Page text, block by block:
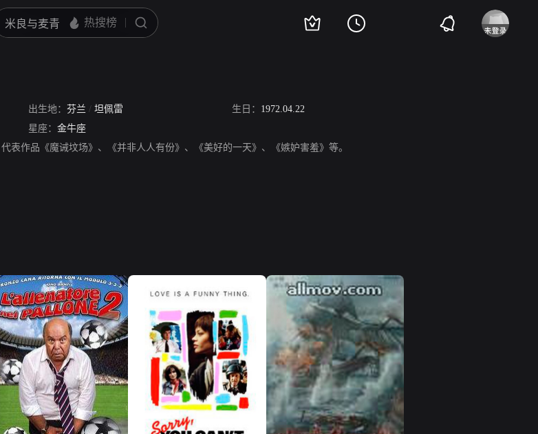
安娜·法契/ 安娜·法驰
出生地： 芬兰 / 坦佩雷 生日： 1972.04.22
星座： 金牛座
表作品《魔诫坟场》、《并非人人有份》、《美好的一天》、《嫉妒害羞》等。